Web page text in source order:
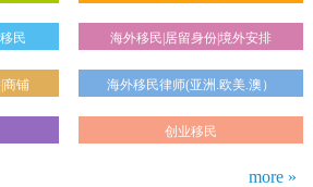
民 海外移民|居留身份|境外安排
商铺 海外移民律师(亚洲.欧美.澳）
创业移民
more »